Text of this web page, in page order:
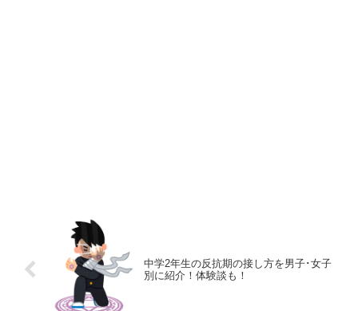
中学2年生の反抗期の接し方を男子･女子
別に紹介！体験談も！